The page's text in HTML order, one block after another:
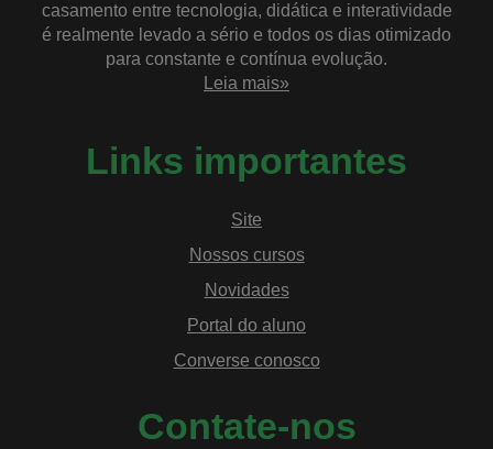
casamento entre tecnologia, didática e interatividade
é realmente levado a sério e todos os dias otimizado
para constante e contínua evolução.
Leia mais»
Links importantes
Site
Nossos cursos
Novidades
Portal do aluno
Converse conosco
Contate-nos